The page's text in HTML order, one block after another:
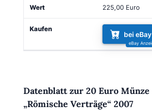
225,00 Euro
bei eBay
Datenblatt zur 20 Euro Münze
„Römische Verträge“ 2007